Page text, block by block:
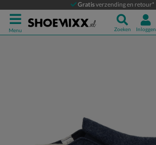
Gratisverzending en retour*
Menu Zoeken Inloggen
Shepherd Chris
Pantoffels